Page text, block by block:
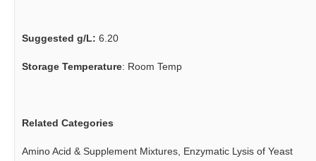
Suggested g/L: 6.20
Storage Temperature: Room Temp
Related Categories
Amino Acid & Supplement Mixtures, Enzymatic Lysis of Yeast